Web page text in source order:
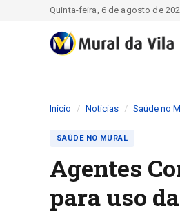
Quinta-feira, 6 de agosto de
Início Notícias Saúde no
SAÚDE NO MURAL
Agentes
para uso